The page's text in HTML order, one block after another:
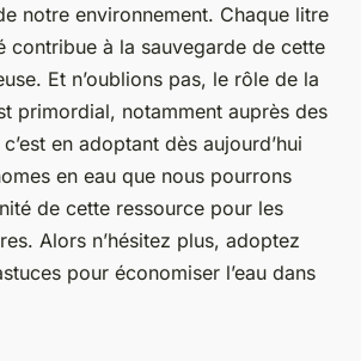
notre environnement. Chaque litre
contribue à la sauvegarde de cette
Et n’oublions pas, le rôle de la
primordial, notamment auprès des
en adoptant dès aujourd’hui
en eau que nous pourrons
de cette ressource pour les
Alors n’hésitez plus, adoptez
pour économiser l’eau dans